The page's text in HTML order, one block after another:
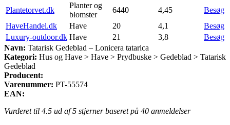
Plantetorvet.dk
Planter og
blomster
6440 4,45
Besøg
HaveHandel.dk
Have 20 4,1
Besøg
Luxury-outdoor.dk Have 21 3,8
Besøg
Navn: Tatarisk Gedeblad – Lonicera tatarica
Kategori: Hus og Have > Have > Prydbuske > Gedeblad > Tatarisk
Gedeblad
Producent:
Varenummer: PT-55574
EAN:
Vurderet til 4.5 ud af 5 stjerner baseret på 40 anmeldelser